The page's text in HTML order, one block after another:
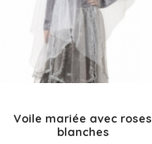
Voile mariée avec roses
blanches